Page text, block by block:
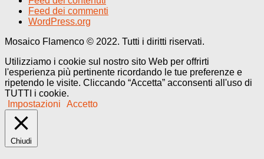
Feed dei commenti
WordPress.org
Mosaico Flamenco © 2022. Tutti i diritti riservati.
Utilizziamo i cookie sul nostro sito Web per offrirti
l'esperienza più pertinente ricordando le tue preferenze e
ripetendo le visite. Cliccando “Accetta” acconsenti all'uso di
TUTTI i cookie.
Impostazioni
Accetto
Chiudi